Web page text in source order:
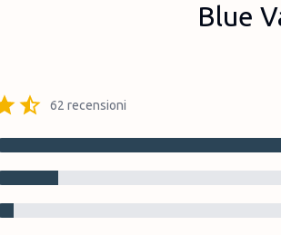
Blue
62 recensioni